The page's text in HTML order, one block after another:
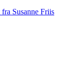
Susanne Friis